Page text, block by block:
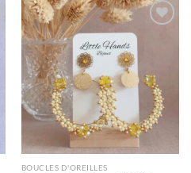
en
favoris
BOUCLES D'OREILLES